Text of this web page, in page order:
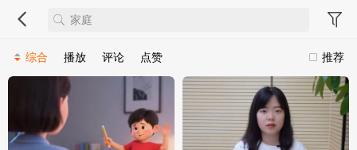
推荐
综合 播放 评论 点赞